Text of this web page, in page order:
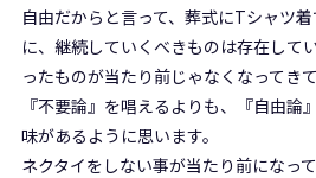
自由だからと言って、葬式にTシャツ
に、継続していくべきものは存在して
ったものが当たり前じゃなくなってきて
『不要論』を唱えるよりも、『自由論
味があるように思います。
ネクタイをしない事が当たり前になっ